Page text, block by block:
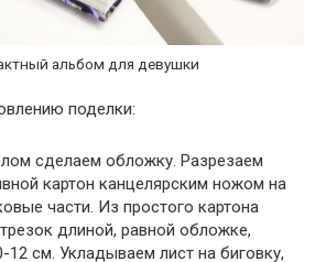
альбом для девушки
поделки:
сделаем обложку. Разрезаем
картон канцелярским ножом на
части. Из простого картона
длиной, равной обложке,
12 см. Укладываем лист на биговку,